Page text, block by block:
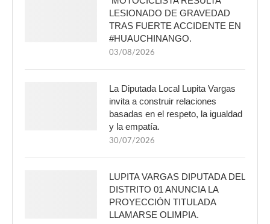
LESIONADO DE GRAVEDAD
TRAS FUERTE ACCIDENTE EN
#HUAUCHINANGO.
03/08/2026
La Diputada Local Lupita Vargas
invita a construir relaciones
basadas en el respeto, la igualdad
y la empatía.
30/07/2026
LUPITA VARGAS DIPUTADA DEL
DISTRITO 01 ANUNCIA LA
PROYECCIÓN TITULADA
LLAMARSE OLIMPIA.